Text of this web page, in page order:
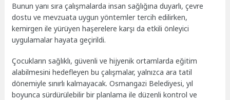
Bunun yanı sıra çalışmalarda insan sağlığına duyarlı, çevre
dostu ve mevzuata uygun yöntemler tercih edilirken,
kemirgen ile yürüyen haşerelere karşı da etkili önleyici
uygulamalar hayata geçirildi.
Çocukların sağlıklı, güvenli ve hijyenik ortamlarda eğitim
alabilmesini hedefleyen bu çalışmalar, yalnızca ara tatil
dönemiyle sınırlı kalmayacak. Osmangazi Belediyesi, yıl
boyunca sürdürülebilir bir planlama ile düzenli kontrol ve